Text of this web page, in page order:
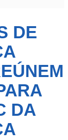
DE
DA